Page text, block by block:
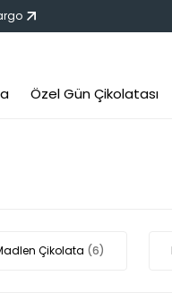
Özel Gün Çikolatası
Çikolata (6)
Dön